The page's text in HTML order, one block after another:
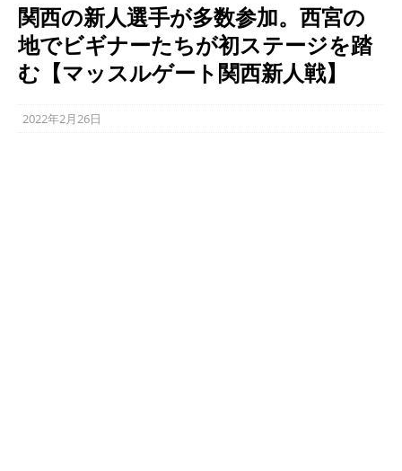
関西の新人選手が多数参加。西宮の
地でビギナーたちが初ステージを踏
む【マッスルゲート関西新人戦】
2022年2月26日